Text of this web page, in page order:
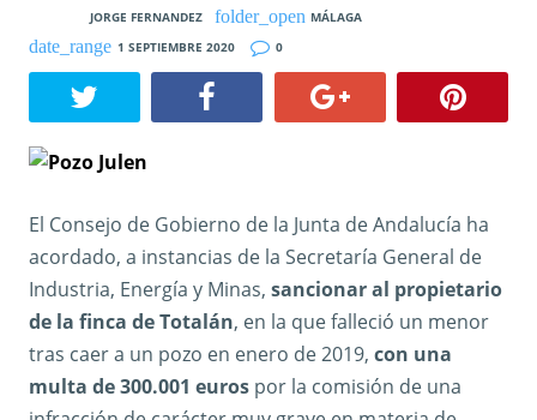
JORGE FERNANDEZ
MÁLAGA
1 SEPTIEMBRE 2020
0
El Consejo de Gobierno de la Junta de Andalucía ha
acordado, a instancias de la Secretaría General de
Industria, Energía y Minas, sancionar al propietario
de la finca de Totalán, en la que falleció un menor
tras caer a un pozo en enero de 2019, con una
multa de 300.001 euros por la comisión de una